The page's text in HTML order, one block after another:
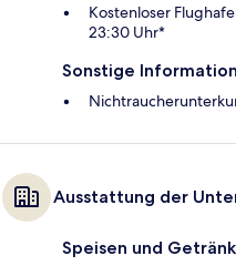
Kostenloser
23:30 Uhr*
Sonstige
Ausstattung der
Speisen und